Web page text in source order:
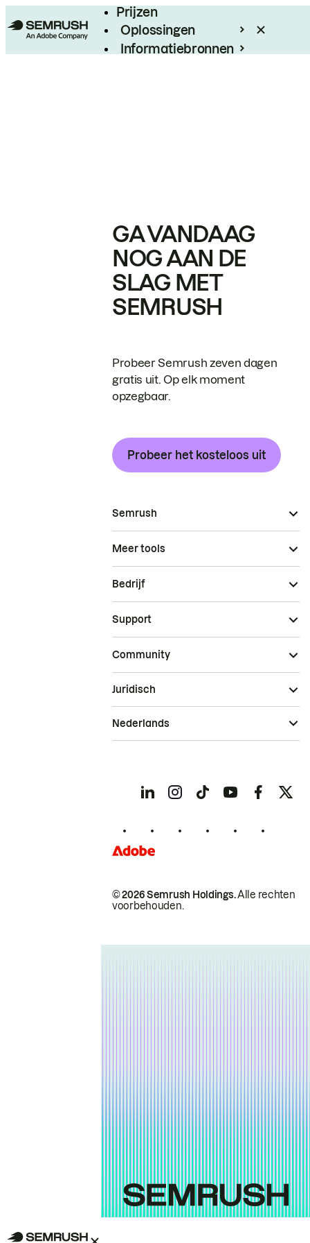
Prijzen
Oplossingen
Informatiebronnen
GA VANDAAG
NOG AAN DE
SLAG MET
SEMRUSH
Probeer Semrush zeven dagen
gratis uit. Op elk moment
opzegbaar.
Probeer het kosteloos uit
Semrush
Meer tools
Bedrijf
Support
Community
© 2026 Semrush Holdings.Alle rechten
voorbehouden.
Juridisch
Nederlands